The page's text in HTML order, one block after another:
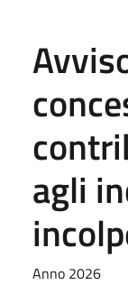
agli
Anno 2026